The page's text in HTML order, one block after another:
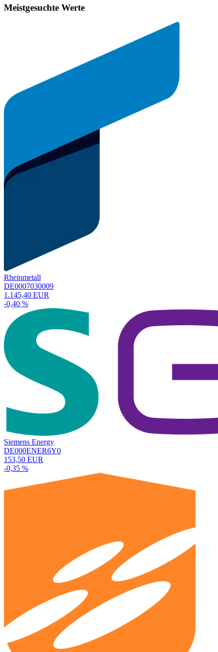
Meistgesuchte Werte
Rheinmetall
DE0007030009
1.145,40 EUR
-0,40 %
Siemens Energy
DE000ENER6Y0
153,50 EUR
-0,35 %